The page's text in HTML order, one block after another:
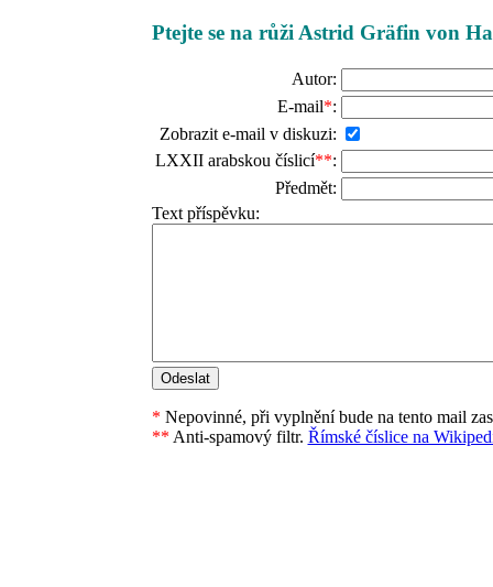
Ptejte se na růži Astrid Gräfin von
Autor:
E-mail*:
Zobrazit e-mail v diskuzi:
LXXII arabskou číslicí**:
Předmět:
Text příspěvku:
* Nepovinné, při vyplnění bude na tento mail
** Anti-spamový filtr. Římské číslice na